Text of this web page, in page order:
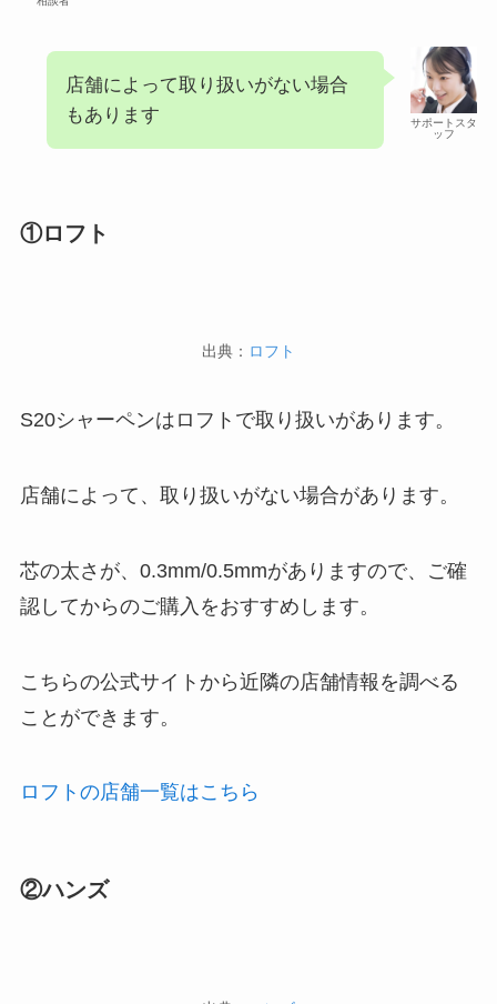
サポートスタ
ッフ
店舗によって取り扱いがない場合
もあります
①ロフト
出典： ロフト
S20シャーペンはロフトで取り扱いがあります。
店舗によって、取り扱いがない場合があります。
芯の太さが、0.3mm/0.5mmがありますので、ご確
認してからのご購入をおすすめします。
こちらの公式サイトから近隣の店舗情報を調べる
ことができます。
ロフトの店舗一覧はこちら
②ハンズ